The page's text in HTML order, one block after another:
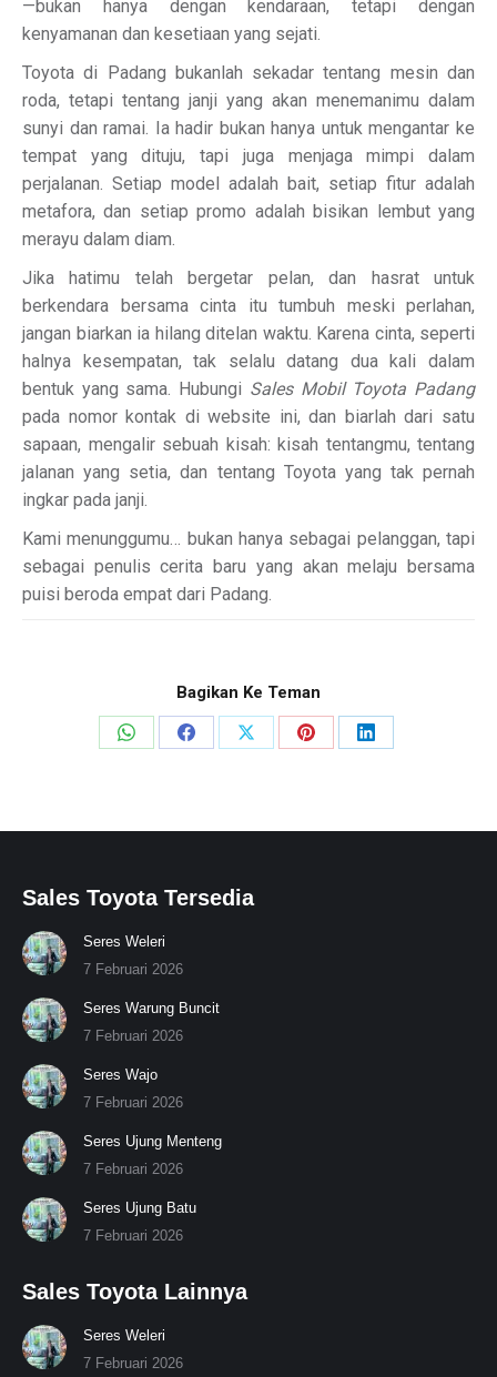
—bukan hanya dengan kendaraan, tetapi dengan
kenyamanan dan kesetiaan yang sejati.
Toyota di Padang bukanlah sekadar tentang mesin dan
roda, tetapi tentang janji yang akan menemanimu dalam
sunyi dan ramai. Ia hadir bukan hanya untuk mengantar ke
tempat yang dituju, tapi juga menjaga mimpi dalam
perjalanan. Setiap model adalah bait, setiap fitur adalah
metafora, dan setiap promo adalah bisikan lembut yang
merayu dalam diam.
Jika hatimu telah bergetar pelan, dan hasrat untuk
berkendara bersama cinta itu tumbuh meski perlahan,
jangan biarkan ia hilang ditelan waktu. Karena cinta, seperti
halnya kesempatan, tak selalu datang dua kali dalam
bentuk yang sama. Hubungi Sales Mobil Toyota Padang
pada nomor kontak di website ini, dan biarlah dari satu
sapaan, mengalir sebuah kisah: kisah tentangmu, tentang
jalanan yang setia, dan tentang Toyota yang tak pernah
ingkar pada janji.
Kami menunggumu… bukan hanya sebagai pelanggan, tapi
sebagai penulis cerita baru yang akan melaju bersama
puisi beroda empat dari Padang.
Bagikan Ke Teman
Share
Share
Share
Share
Share
Sales Toyota Tersedia
Seres Weleri
7 Februari 2026
Seres Warung Buncit
7 Februari 2026
Seres Wajo
7 Februari 2026
Seres Ujung Menteng
7 Februari 2026
Seres Ujung Batu
7 Februari 2026
Sales Toyota Lainnya
Seres Weleri
7 Februari 2026